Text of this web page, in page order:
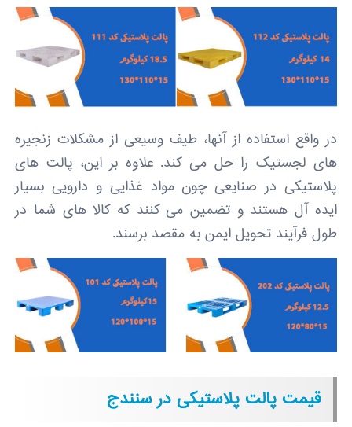
در واقع استفاده از آنها، طیف وسیعی از مشکلات زنجیره
های لجستیک را حل می کند. علاوه بر این، پالت های
پلاستیکی در صنایعی چون مواد غذایی و دارویی بسیار
ایده آل هستند و تضمین می کنند که کالا های شما در
طول فرآیند تحویل ایمن به مقصد برسند.
قیمت پالت پلاستیکی در سنندج